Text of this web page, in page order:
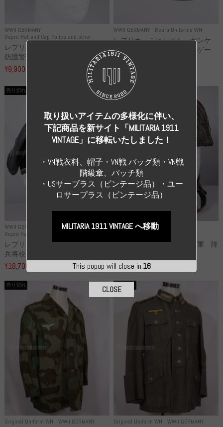
WWII GERMANY
Repro Hat and Cap Police and other
レプリカ ドイツ秩序警察 都市
防護警察 クラッシュキャップ...
¥9,900
WWII GERMANY Repro Uniforms WH
レプリカ ミヒャエル・ヤンケ
製 国家元帥 ヘルマン・ゲー
リ...
¥55,000
WWII GERMANY
Repro Hat and Cap SS and WSS
売り切れ
レプリカ 武装親衛隊 WSS 歩
兵将校 クラッシュキャップ ...
¥18,700
WWII GERMANY
売り切れ
高品質レプリカ ドイツ空軍 降
¥49,800（税込）
Original Uniform WH WWII GERMANY
売り切れ
Original Uniform WH WWII GERMANY
売り切れ
This popup will close in:15
取り扱いアイテムの多様化に伴い、
下記商品を新サイト「MILITARIA 1911
VINTAGE」に移転いたしました！
・VN戦衣料、帽子・VN戦 バッグ類・VN戦
階級章、パッチ類
・USサーブラス（ビンテージ品）・ユー
ロサープラス（ビンテージ品）
MILITARIA 1911 VINTAGE へ移動
CLOSE